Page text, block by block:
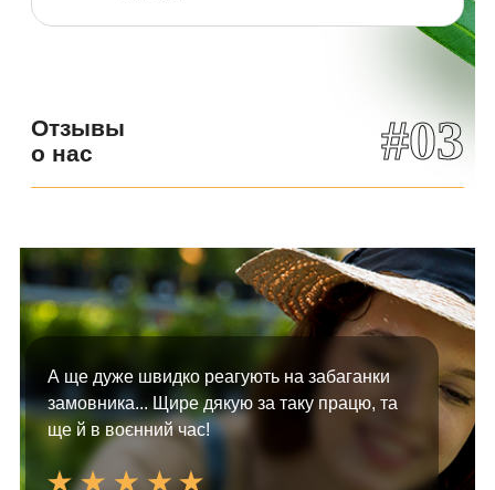
Отзывы
о нас
#03
А ще дуже швидко реагують на забаганки
замовника... Щире дякую за таку працю, та
ще й в воєнний час!